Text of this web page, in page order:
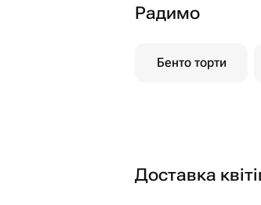
Радимо
Бенто торти
Доставка